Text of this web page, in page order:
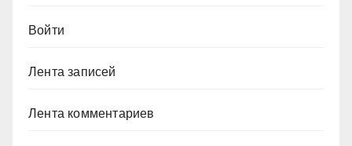
Войти
Лента записей
Лента комментариев